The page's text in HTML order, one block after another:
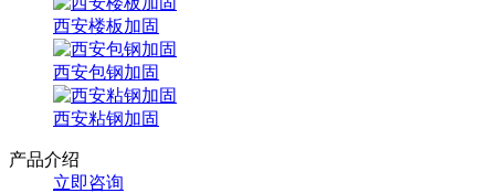
西安楼板加固
西安包钢加固
西安粘钢加固
产品介绍
立即咨询